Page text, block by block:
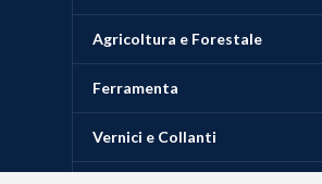
Agricoltura e Forestale
Ferramenta
Vernici e Collanti